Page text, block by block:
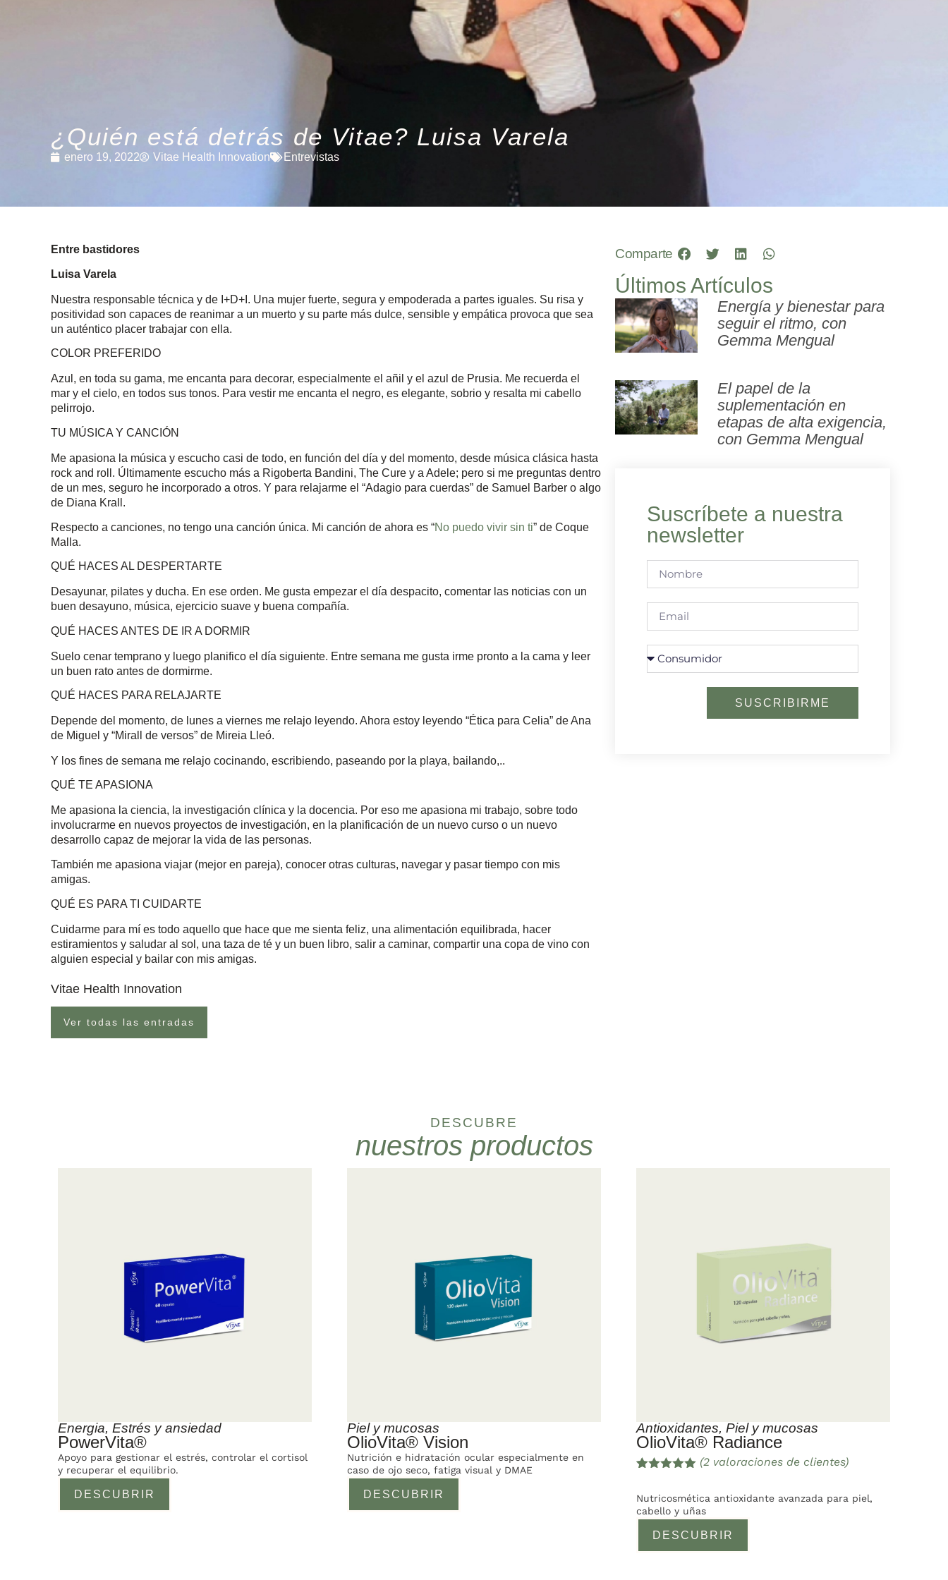
¿Quién está detrás de Vitae? Luisa Varela
enero 19, 2022 Vitae Health Innovation Entrevistas
Entre bastidores
Luisa Varela
Nuestra responsable técnica y de I+D+I. Una mujer fuerte, segura y empoderada a partes iguales. Su risa y
positividad son capaces de reanimar a un muerto y su parte más dulce, sensible y empática provoca que sea
un auténtico placer trabajar con ella.
COLOR PREFERIDO
Azul, en toda su gama, me encanta para decorar, especialmente el añil y el azul de Prusia. Me recuerda el
mar y el cielo, en todos sus tonos. Para vestir me encanta el negro, es elegante, sobrio y resalta mi cabello
pelirrojo.
TU MÚSICA Y CANCIÓN
Me apasiona la música y escucho casi de todo, en función del día y del momento, desde música clásica hasta
rock and roll. Últimamente escucho más a Rigoberta Bandini, The Cure y a Adele; pero si me preguntas dentro
de un mes, seguro he incorporado a otros. Y para relajarme el “Adagio para cuerdas” de Samuel Barber o algo
de Diana Krall.
Respecto a canciones, no tengo una canción única. Mi canción de ahora es “No puedo vivir sin ti” de Coque
Malla.
QUÉ HACES AL DESPERTARTE
Desayunar, pilates y ducha. En ese orden. Me gusta empezar el día despacito, comentar las noticias con un
buen desayuno, música, ejercicio suave y buena compañía.
QUÉ HACES ANTES DE IR A DORMIR
Suelo cenar temprano y luego planifico el día siguiente. Entre semana me gusta irme pronto a la cama y leer
un buen rato antes de dormirme.
QUÉ HACES PARA RELAJARTE
Depende del momento, de lunes a viernes me relajo leyendo. Ahora estoy leyendo “Ética para Celia” de Ana
de Miguel y “Mirall de versos” de Mireia Lleó.
Y los fines de semana me relajo cocinando, escribiendo, paseando por la playa, bailando,..
QUÉ TE APASIONA
Me apasiona la ciencia, la investigación clínica y la docencia. Por eso me apasiona mi trabajo, sobre todo
involucrarme en nuevos proyectos de investigación, en la planificación de un nuevo curso o un nuevo
desarrollo capaz de mejorar la vida de las personas.
También me apasiona viajar (mejor en pareja), conocer otras culturas, navegar y pasar tiempo con mis
amigas.
QUÉ ES PARA TI CUIDARTE
Cuidarme para mí es todo aquello que hace que me sienta feliz, una alimentación equilibrada, hacer
estiramientos y saludar al sol, una taza de té y un buen libro, salir a caminar, compartir una copa de vino con
alguien especial y bailar con mis amigas.
Vitae Health Innovation
Ver todas las entradas
Comparte
Últimos Artículos
Energía y bienestar para
seguir el ritmo, con
Gemma Mengual
El papel de la
suplementación en
etapas de alta exigencia,
con Gemma Mengual
Suscríbete a nuestra
newsletter
SUSCRIBIRME
DESCUBRE
nuestros productos
Energia, Estrés y ansiedad
PowerVita®
DESCUBRIR
Apoyo para gestionar el estrés, controlar el cortisol
y recuperar el equilibrio.
Piel y mucosas
OlioVita® Vision
DESCUBRIR
Nutrición e hidratación ocular especialmente en
caso de ojo seco, fatiga visual y DMAE
Antioxidantes, Piel y mucosas
OlioVita® Radiance
DESCUBRIR
5 en base
a
s de
(2 valoraciones de clientes)
Nutricosmética antioxidante avanzada para piel,
cabello y uñas